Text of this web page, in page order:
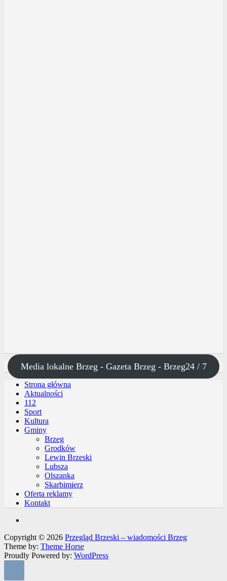
Media lokalne Brzeg - Gazeta Brzeg - Brzeg24 / 7
Strona główna
Aktualności
112
Sport
Kultura
Gminy
Brzeg
Grodków
Lewin Brzeski
Lubsza
Olszanka
Skarbimierz
Oferta reklamy
Kontakt
Copyright © 2026 Przegląd Brzeski – wiadomości Brzeg
Theme by: Theme Horse
Proudly Powered by: WordPress